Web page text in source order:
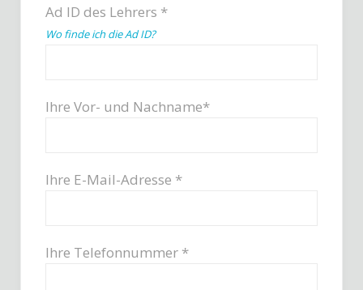
Ad ID des Lehrers *
Wo finde ich die Ad ID?
Ihre Vor- und Nachname*
Ihre E-Mail-Adresse *
Ihre Telefonnummer *